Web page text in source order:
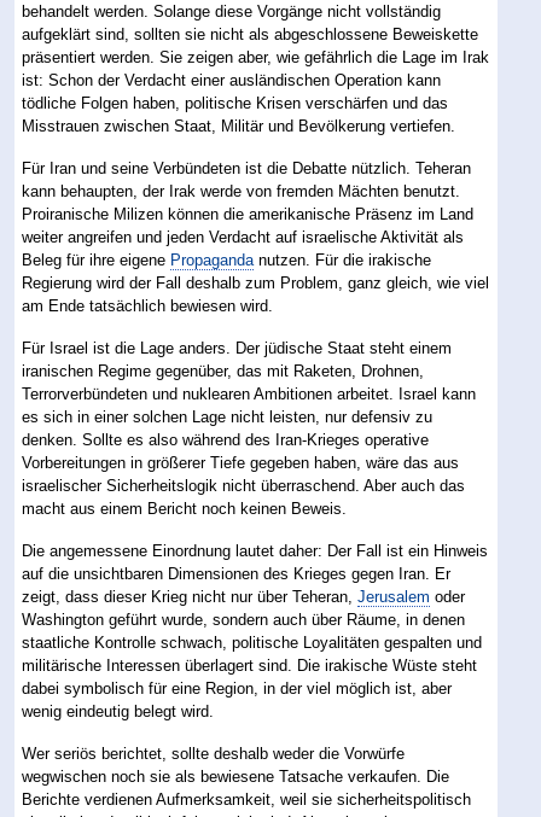
behandelt werden. Solange diese Vorgänge nicht vollständig
aufgeklärt sind, sollten sie nicht als abgeschlossene Beweiskette
präsentiert werden. Sie zeigen aber, wie gefährlich die Lage im Irak
ist: Schon der Verdacht einer ausländischen Operation kann
tödliche Folgen haben, politische Krisen verschärfen und das
Misstrauen zwischen Staat, Militär und Bevölkerung vertiefen.
Für Iran und seine Verbündeten ist die Debatte nützlich. Teheran
kann behaupten, der Irak werde von fremden Mächten benutzt.
Proiranische Milizen können die amerikanische Präsenz im Land
weiter angreifen und jeden Verdacht auf israelische Aktivität als
Beleg für ihre eigene Propaganda nutzen. Für die irakische
Regierung wird der Fall deshalb zum Problem, ganz gleich, wie viel
am Ende tatsächlich bewiesen wird.
Für Israel ist die Lage anders. Der jüdische Staat steht einem
iranischen Regime gegenüber, das mit Raketen, Drohnen,
Terrorverbündeten und nuklearen Ambitionen arbeitet. Israel kann
es sich in einer solchen Lage nicht leisten, nur defensiv zu
denken. Sollte es also während des Iran-Krieges operative
Vorbereitungen in größerer Tiefe gegeben haben, wäre das aus
israelischer Sicherheitslogik nicht überraschend. Aber auch das
macht aus einem Bericht noch keinen Beweis.
Die angemessene Einordnung lautet daher: Der Fall ist ein Hinweis
auf die unsichtbaren Dimensionen des Krieges gegen Iran. Er
zeigt, dass dieser Krieg nicht nur über Teheran,Jerusalem oder
Washington geführt wurde, sondern auch über Räume, in denen
staatliche Kontrolle schwach, politische Loyalitäten gespalten und
militärische Interessen überlagert sind. Die irakische Wüste steht
dabei symbolisch für eine Region, in der viel möglich ist, aber
wenig eindeutig belegt wird.
Wer seriös berichtet, sollte deshalb weder die Vorwürfe
wegwischen noch sie als bewiesene Tatsache verkaufen. Die
Berichte verdienen Aufmerksamkeit, weil sie sicherheitspolitisch